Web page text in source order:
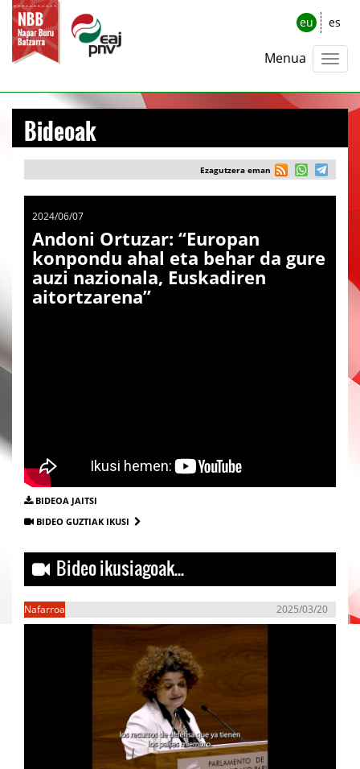
eu es
Menua
Bideoak
Ezagutzera eman
2024/06/07
Andoni Ortuzar: “Europan
konpondu ahal eta behar da gure
auzi nazionala, Euskadiren
aitortzarena”
BIDEOA JAITSI
BIDEO GUZTIAK IKUSI
Bideo ikusiagoak...
Nafarroa 2025/03/20